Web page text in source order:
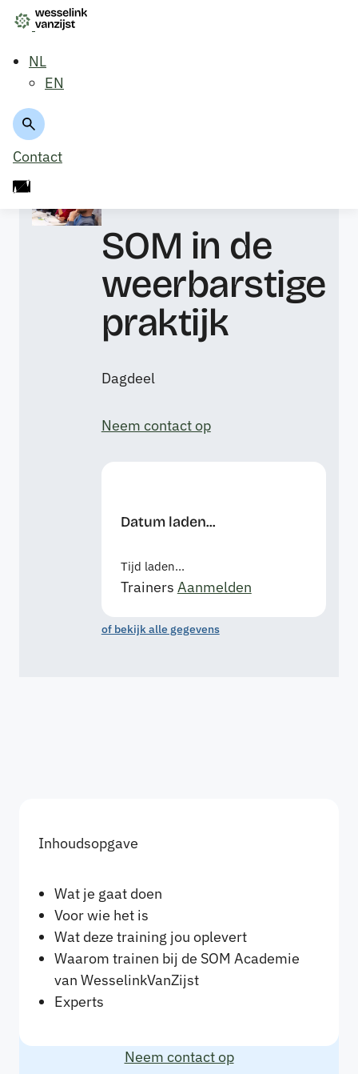
NL
EN
Contact
SOM in de
weerbarstige
praktijk
Dagdeel
Neem contact op
Datum laden...
Tijd laden...
Trainers Aanmelden
of bekijk alle gegevens
Inhoudsopgave
Wat je gaat doen
Voor wie het is
Wat deze training jou oplevert
Waarom trainen bij de SOM Academie
van WesselinkVanZijst
Experts
Neem contact op